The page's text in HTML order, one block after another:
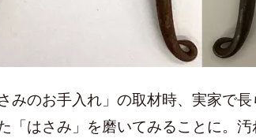
みのお手入れ」の取材時、実家で
「はさみ」を磨いてみることに。